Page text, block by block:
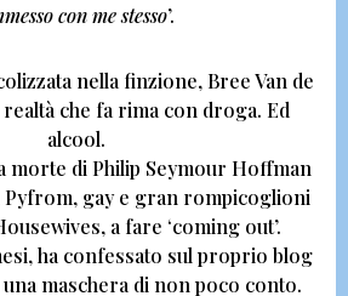
con me stesso’.
nella finzione, Bree Van de
realtà che fa rima con droga. Ed
alcool.
morte di Philip Seymour Hoffman
Pyfrom, gay e gran rompicoglioni
a fare ‘coming out’.
ha confessato sul proprio blog
maschera di non poco conto.